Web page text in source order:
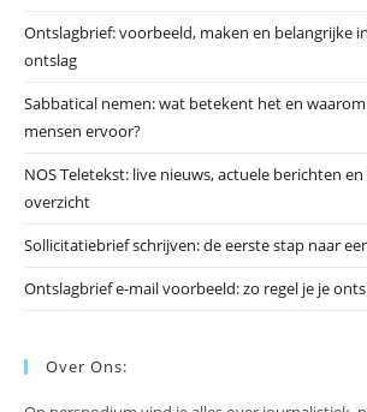
Ontslagbrief: voorbeeld, maken en belangrijke
ontslag
Sabbatical nemen: wat betekent het en
mensen ervoor?
NOS Teletekst: live nieuws, actuele berichten
overzicht
Sollicitatiebrief schrijven: de eerste stap naar
Ontslagbrief e-mail voorbeeld: zo regel je je
Over Ons: